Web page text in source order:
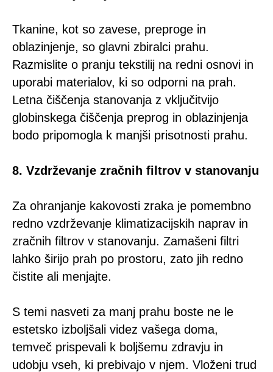
Tkanine, kot so zavese, preproge in
oblazinjenje, so glavni zbiralci prahu.
Razmislite o pranju tekstilij na redni osnovi in
uporabi materialov, ki so odporni na prah.
Letna čiščenja stanovanja z vključitvijo
globinskega čiščenja preprog in oblazinjenja
bodo pripomogla k manjši prisotnosti prahu.
8. Vzdrževanje zračnih filtrov v stanovanju
Za ohranjanje kakovosti zraka je pomembno
redno vzdrževanje klimatizacijskih naprav in
zračnih filtrov v stanovanju. Zamašeni filtri
lahko širijo prah po prostoru, zato jih redno
čistite ali menjajte.
S temi nasveti za manj prahu boste ne le
estetsko izboljšali videz vašega doma,
temveč prispevali k boljšemu zdravju in
udobju vseh, ki prebivajo v njem. Vloženi trud